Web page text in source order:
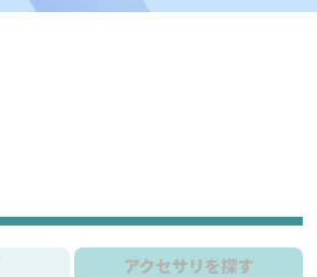
アクセサリを探す